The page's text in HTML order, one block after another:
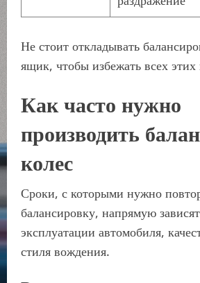
Не стоит откладывать
ящик, чтобы избежать всех этих
Как часто нужно
производить
колес
Сроки, с которыми нужно
балансировку, напрямую
эксплуатации автомобиля,
стиля вождения.